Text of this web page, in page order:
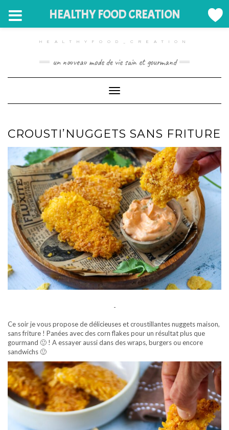
HEALTHYFOOD_CREATION
un nouveau mode de vie sain et gourmand
Toggle Navigation
CROUSTI’NUGGETS SANS FRITURE
-
Ce soir je vous propose de délicieuses et croustillantes nuggets maison,
sans friture ! Panées avec des corn flakes pour un résultat plus que
gourmand 🙂 ! A essayer aussi dans des wraps, burgers ou encore
sandwichs 🙂
HEALTHY FOOD CREATION